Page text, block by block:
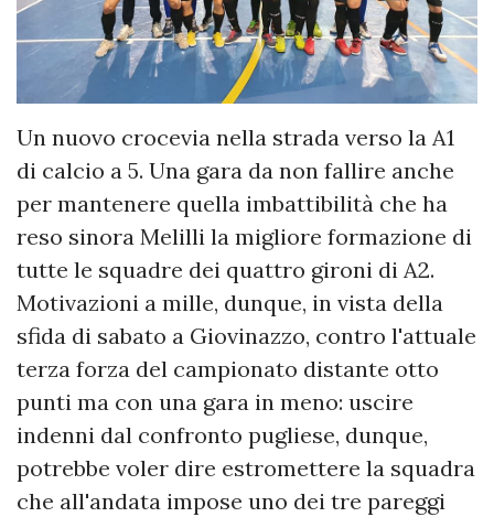
Un nuovo crocevia nella strada verso la A1
di calcio a 5. Una gara da non fallire anche
per mantenere quella imbattibilità che ha
reso sinora Melilli la migliore formazione di
tutte le squadre dei quattro gironi di A2.
Motivazioni a mille, dunque, in vista della
sfida di sabato a Giovinazzo, contro l'attuale
terza forza del campionato distante otto
punti ma con una gara in meno: uscire
indenni dal confronto pugliese, dunque,
potrebbe voler dire estromettere la squadra
che all'andata impose uno dei tre pareggi